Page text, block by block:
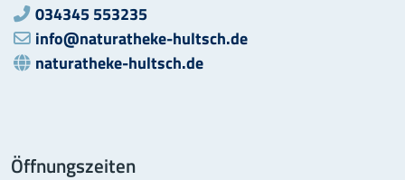
Telefon:
034345 553235
Email:info@naturatheke-hultsch.de
WWW:naturatheke-hultsch.de
Öffnungszeiten